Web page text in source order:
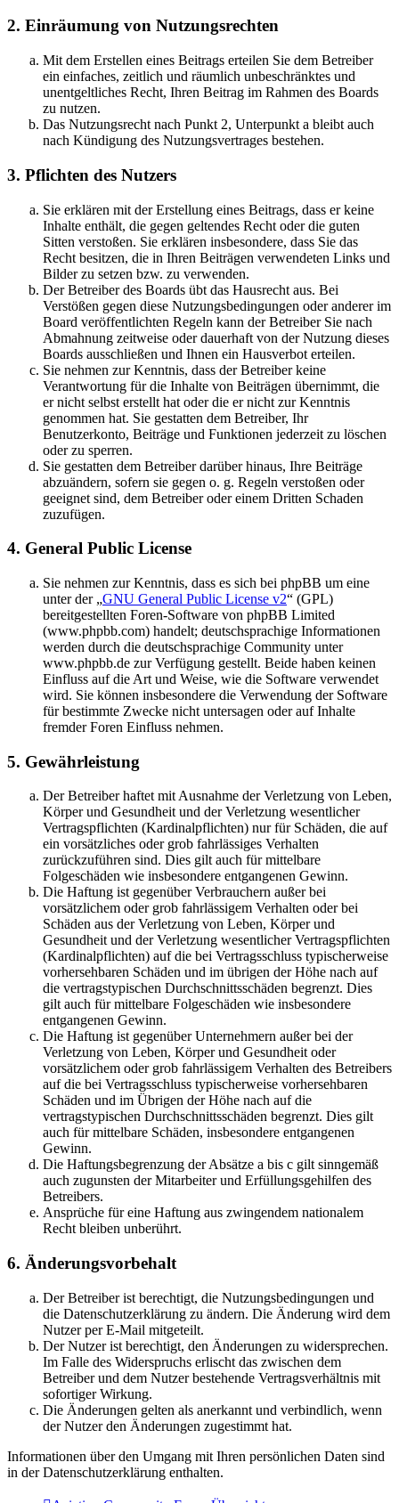
2. Einräumung von Nutzungsrechten
Mit dem Erstellen eines Beitrags erteilen Sie dem Betreiber
ein einfaches, zeitlich und räumlich unbeschränktes und
unentgeltliches Recht, Ihren Beitrag im Rahmen des Boards
zu nutzen.
Das Nutzungsrecht nach Punkt 2, Unterpunkt a bleibt auch
nach Kündigung des Nutzungsvertrages bestehen.
3. Pflichten des Nutzers
Sie erklären mit der Erstellung eines Beitrags, dass er keine
Inhalte enthält, die gegen geltendes Recht oder die guten
Sitten verstoßen. Sie erklären insbesondere, dass Sie das
Recht besitzen, die in Ihren Beiträgen verwendeten Links und
Bilder zu setzen bzw. zu verwenden.
Der Betreiber des Boards übt das Hausrecht aus. Bei
Verstößen gegen diese Nutzungsbedingungen oder anderer im
Board veröffentlichten Regeln kann der Betreiber Sie nach
Abmahnung zeitweise oder dauerhaft von der Nutzung dieses
Boards ausschließen und Ihnen ein Hausverbot erteilen.
Sie nehmen zur Kenntnis, dass der Betreiber keine
Verantwortung für die Inhalte von Beiträgen übernimmt, die
er nicht selbst erstellt hat oder die er nicht zur Kenntnis
genommen hat. Sie gestatten dem Betreiber, Ihr
Benutzerkonto, Beiträge und Funktionen jederzeit zu löschen
oder zu sperren.
Sie gestatten dem Betreiber darüber hinaus, Ihre Beiträge
abzuändern, sofern sie gegen o. g. Regeln verstoßen oder
geeignet sind, dem Betreiber oder einem Dritten Schaden
zuzufügen.
4. General Public License
Sie nehmen zur Kenntnis, dass es sich bei phpBB um eine
unter der „GNU General Public License v2“ (GPL)
bereitgestellten Foren-Software von phpBB Limited
(www.phpbb.com) handelt; deutschsprachige Informationen
werden durch die deutschsprachige Community unter
www.phpbb.de zur Verfügung gestellt. Beide haben keinen
Einfluss auf die Art und Weise, wie die Software verwendet
wird. Sie können insbesondere die Verwendung der Software
für bestimmte Zwecke nicht untersagen oder auf Inhalte
fremder Foren Einfluss nehmen.
5. Gewährleistung
Der Betreiber haftet mit Ausnahme der Verletzung von Leben,
Körper und Gesundheit und der Verletzung wesentlicher
Vertragspflichten (Kardinalpflichten) nur für Schäden, die auf
ein vorsätzliches oder grob fahrlässiges Verhalten
zurückzuführen sind. Dies gilt auch für mittelbare
Folgeschäden wie insbesondere entgangenen Gewinn.
Die Haftung ist gegenüber Verbrauchern außer bei
vorsätzlichem oder grob fahrlässigem Verhalten oder bei
Schäden aus der Verletzung von Leben, Körper und
Gesundheit und der Verletzung wesentlicher Vertragspflichten
(Kardinalpflichten) auf die bei Vertragsschluss typischerweise
vorhersehbaren Schäden und im übrigen der Höhe nach auf
die vertragstypischen Durchschnittsschäden begrenzt. Dies
gilt auch für mittelbare Folgeschäden wie insbesondere
entgangenen Gewinn.
Die Haftung ist gegenüber Unternehmern außer bei der
Verletzung von Leben, Körper und Gesundheit oder
vorsätzlichem oder grob fahrlässigem Verhalten des Betreibers
auf die bei Vertragsschluss typischerweise vorhersehbaren
Schäden und im Übrigen der Höhe nach auf die
vertragstypischen Durchschnittsschäden begrenzt. Dies gilt
auch für mittelbare Schäden, insbesondere entgangenen
Gewinn.
Die Haftungsbegrenzung der Absätze a bis c gilt sinngemäß
auch zugunsten der Mitarbeiter und Erfüllungsgehilfen des
Betreibers.
Ansprüche für eine Haftung aus zwingendem nationalem
Recht bleiben unberührt.
6. Änderungsvorbehalt
Der Betreiber ist berechtigt, die Nutzungsbedingungen und
die Datenschutzerklärung zu ändern. Die Änderung wird dem
Nutzer per E-Mail mitgeteilt.
Der Nutzer ist berechtigt, den Änderungen zu widersprechen.
Im Falle des Widerspruchs erlischt das zwischen dem
Betreiber und dem Nutzer bestehende Vertragsverhältnis mit
sofortiger Wirkung.
Die Änderungen gelten als anerkannt und verbindlich, wenn
der Nutzer den Änderungen zugestimmt hat.
Informationen über den Umgang mit Ihren persönlichen Daten sind
in der Datenschutzerklärung enthalten.